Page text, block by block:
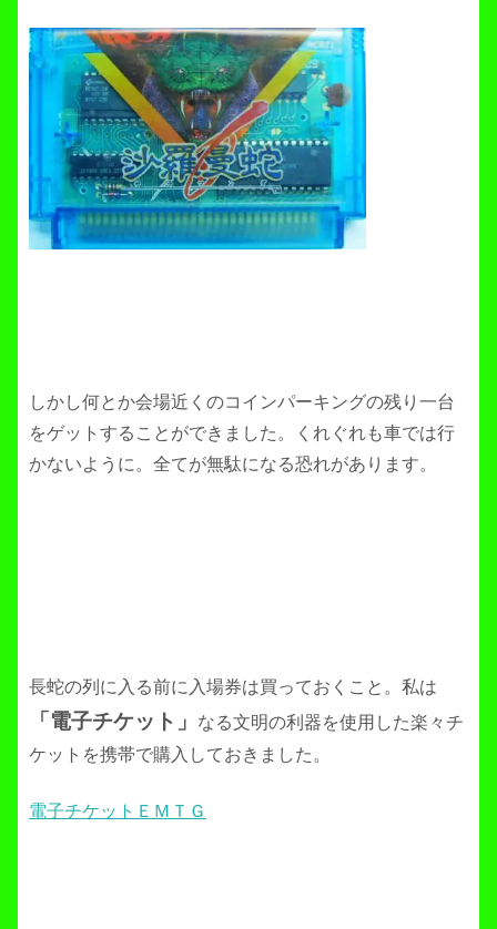
しかし何とか会場近くのコインパーキングの残り一台
をゲットすることができました。くれぐれも車では行
かないように。全てが無駄になる恐れがあります。
長蛇の列に入る前に入場券は買っておくこと。私は
「電子チケット」 なる文明の利器を使用した楽々チ
ケットを携帯で購入しておきました。
電子チケットＥＭＴＧ